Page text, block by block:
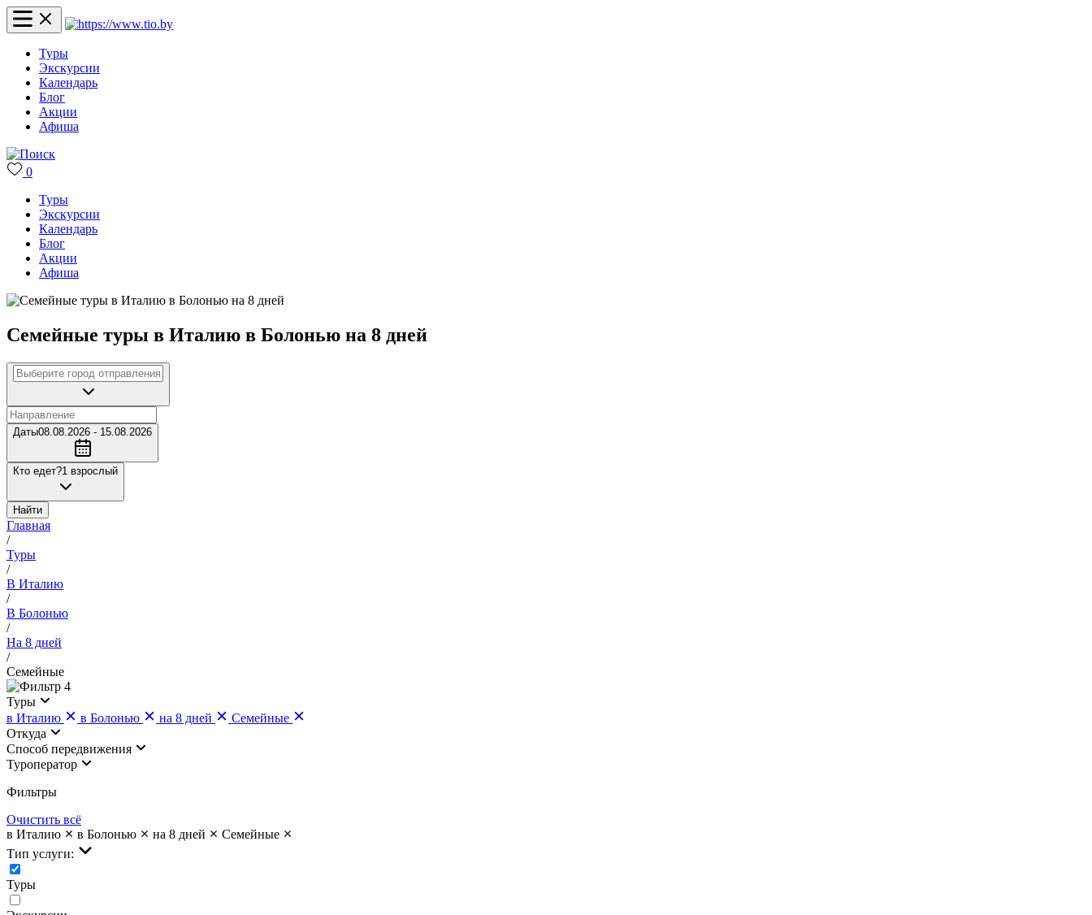
Туры
Экскурсии
Календарь
Блог
Акции
Афиша
0
Туры
Экскурсии
Календарь
Блог
Акции
Афиша
Семейные туры в Италию в Болонью на 8 дней
Даты08.08.2026 - 15.08.2026
Кто едет?1 взрослый
Найти
Главная
/
Туры
/
В Италию
/
В Болонью
/
На 8 дней
/
Семейные
4
Туры
в Италию
в Болонью на 8 дней
Семейные
Откуда
Cпособ передвижения
Туроператор
Фильтры
Очистить всё
в Италию
в Болонью на 8 дней
Семейные
Тип услуги:
Туры